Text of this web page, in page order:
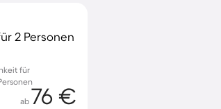
2 Personen
für
ab 76 €